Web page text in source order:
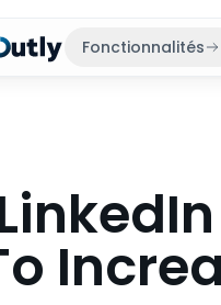
Fonctionnalités